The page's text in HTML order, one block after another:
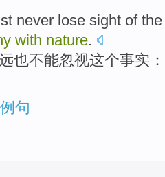
never lose sight of the
with nature.
也不能忽视这个事实 ：
句